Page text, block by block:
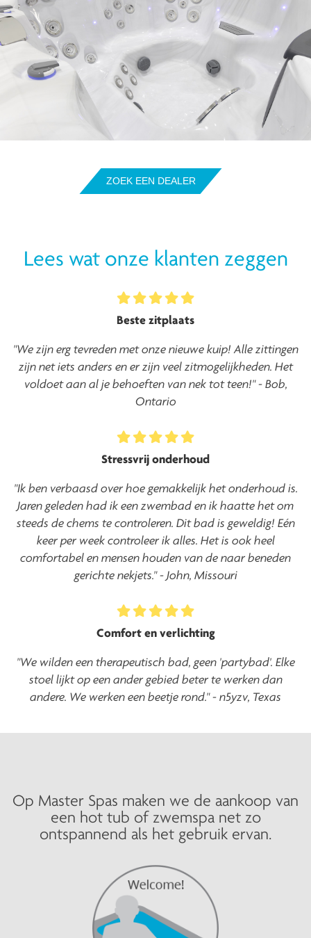
ZOEK EEN DEALER
Lees wat onze klanten zeggen
Beste zitplaats
"We zijn erg tevreden met onze nieuwe kuip! Alle zittingen
zijn net iets anders en er zijn veel zitmogelijkheden. Het
voldoet aan al je behoeften van nek tot teen!" - Bob,
Ontario
Stressvrij onderhoud
"Ik ben verbaasd over hoe gemakkelijk het onderhoud is.
Jaren geleden had ik een zwembad en ik haatte het om
steeds de chems te controleren. Dit bad is geweldig! Eén
keer per week controleer ik alles. Het is ook heel
comfortabel en mensen houden van de naar beneden
gerichte nekjets." - John, Missouri
Comfort en verlichting
"We wilden een therapeutisch bad, geen 'partybad'. Elke
stoel lijkt op een ander gebied beter te werken dan
andere. We werken een beetje rond." - n5yzv, Texas
Op Master Spas maken we de aankoop van
een hot tub of zwemspa net zo
ontspannend als het gebruik ervan.